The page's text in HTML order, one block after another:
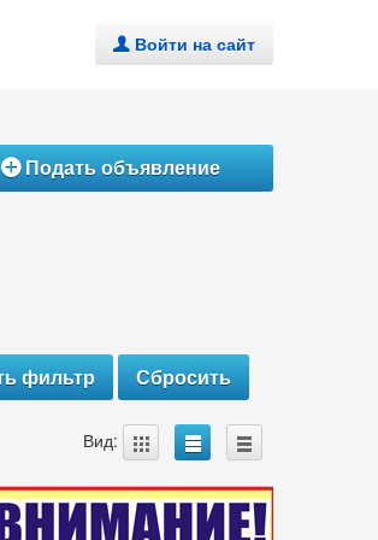
. Войти на сайт
ÁПодать объявление
Вид: A B C